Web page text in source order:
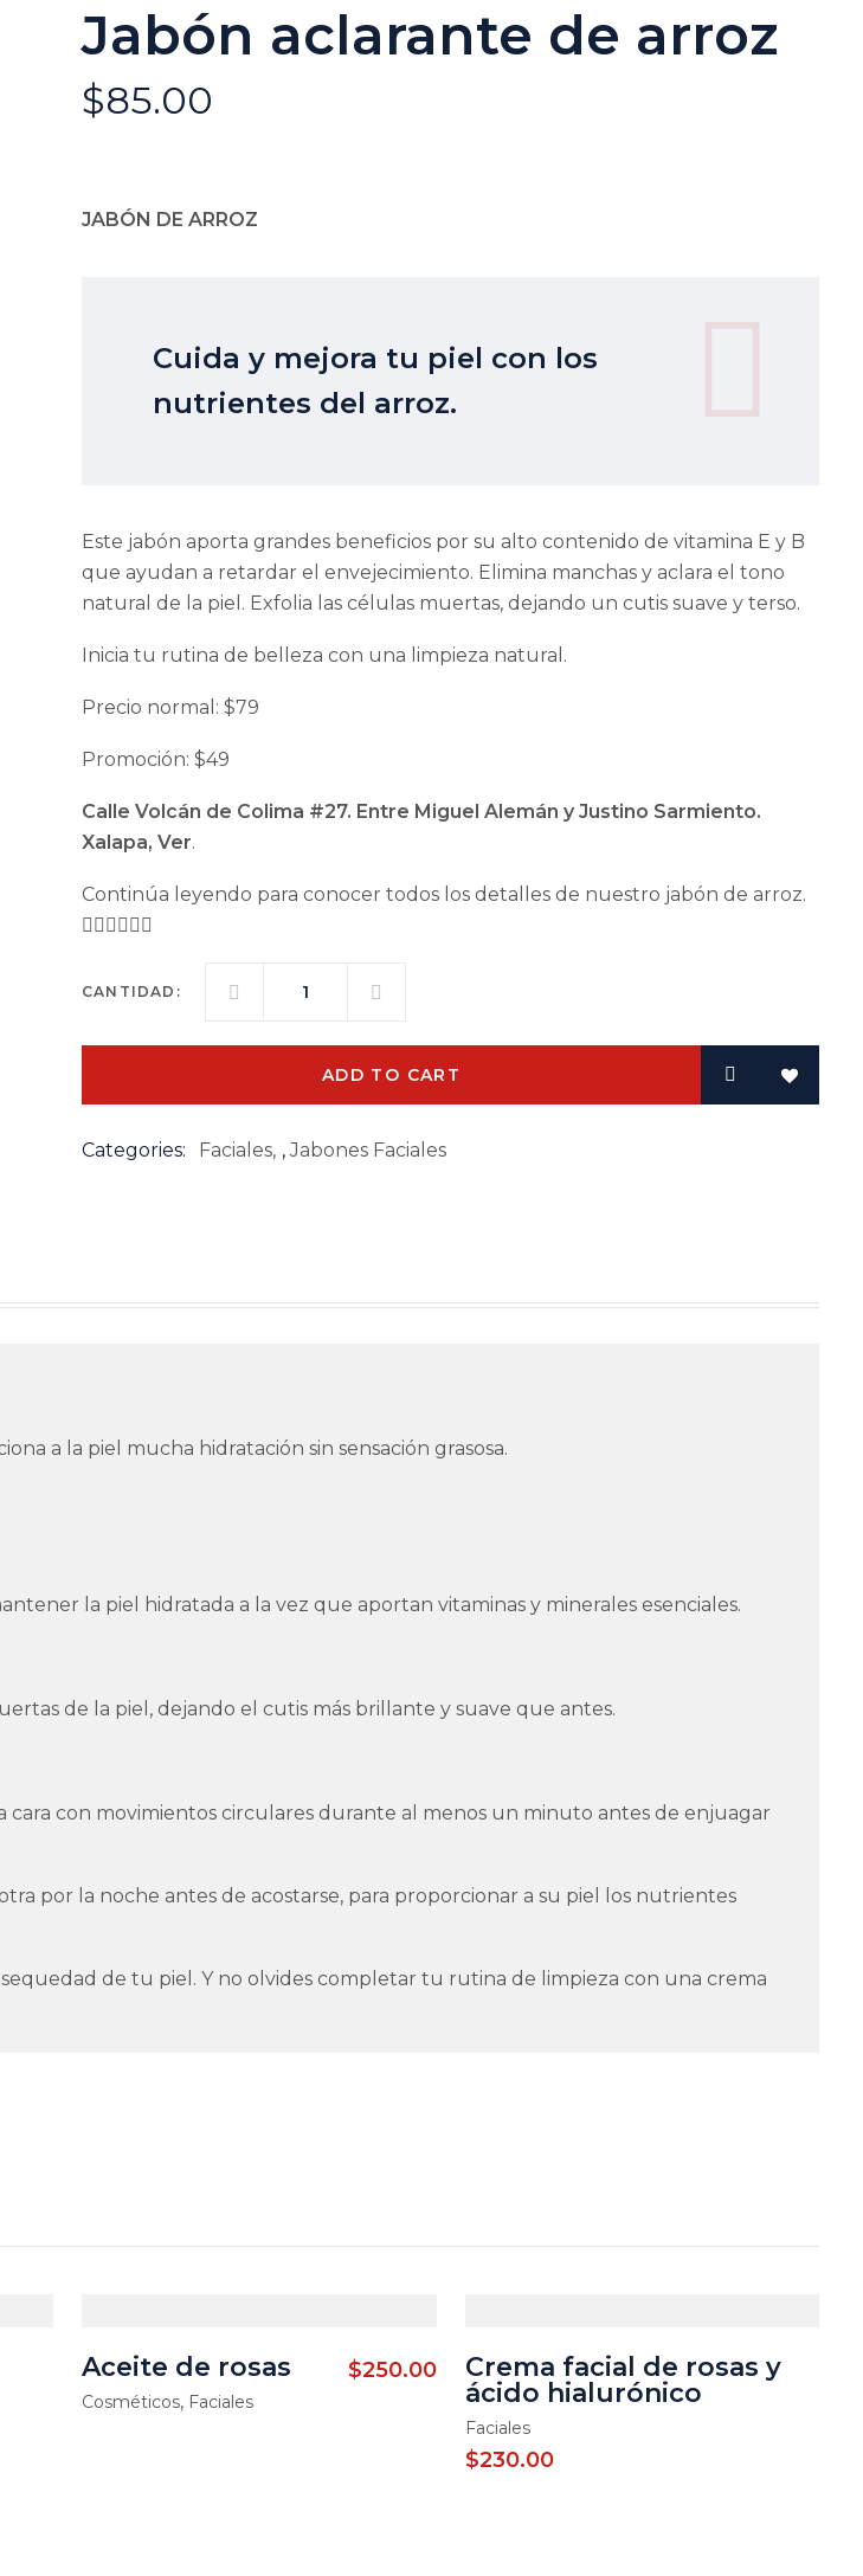
Jabón aclarante de arroz
$85.00
JABÓN DE ARROZ
Cuida y mejora tu piel con los
nutrientes del arroz.
Este jabón aporta grandes beneficios por su alto contenido de vitamina E y B
que ayudan a retardar el envejecimiento. Elimina manchas y aclara el tono
natural de la piel. Exfolia las células muertas, dejando un cutis suave y terso.
Inicia tu rutina de belleza con una limpieza natural.
Precio normal: $79
Promoción: $49
Calle Volcán de Colima #27. Entre Miguel Alemán y Justino Sarmiento.
Xalapa, Ver.
Continúa leyendo para conocer todos los detalles de nuestro jabón de arroz.
👇🏻👇🏻👇🏻
CANTIDAD:
ARROZ
QUANTITY
ADD TO CART
Categories: Faciales ,Jabones Faciales
a la piel mucha hidratación sin sensación grasosa.
la piel hidratada a la vez que aportan vitaminas y minerales esenciales.
de la piel, dejando el cutis más brillante y suave que antes.
con movimientos circulares durante al menos un minuto antes de enjuagar
por la noche antes de acostarse, para proporcionar a su piel los nutrientes
de tu piel. Y no olvides completar tu rutina de limpieza con una crema
Aceite de rosas
Cosméticos, Faciales
$250.00
Crema facial de rosas y
ácido hialurónico
Faciales
$230.00